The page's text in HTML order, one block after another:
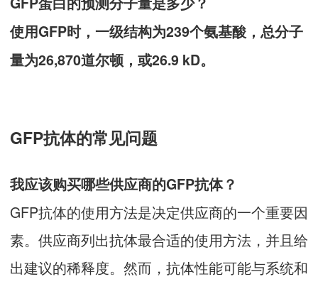
使用GFP时，一级结构为239个氨基酸，总分子
量为26,870道尔顿，或26.9 kD。
GFP抗体的常见问题
我应该购买哪些供应商的GFP抗体？
GFP抗体的使用方法是决定供应商的一个重要因
素。供应商列出抗体最合适的使用方法，并且给
出建议的稀释度。然而，抗体性能可能与系统和